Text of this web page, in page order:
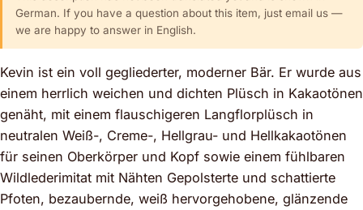
German. If you have a question about this item, just email us —
we are happy to answer in English.
Kevin ist ein voll gegliederter, moderner Bär. Er wurde aus
einem herrlich weichen und dichten Plüsch in Kakaotönen
genäht, mit einem flauschigeren Langflorplüsch in
neutralen Weiß-, Creme-, Hellgrau- und Hellkakaotönen
für seinen Oberkörper und Kopf sowie einem fühlbaren
Wildlederimitat mit Nähten Gepolsterte und schattierte
Pfoten, bezaubernde, weiß hervorgehobene, glänzende